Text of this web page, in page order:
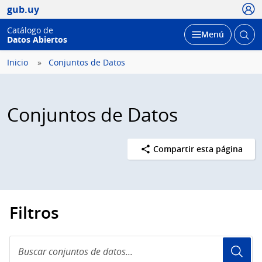
gub.uy
Catálogo de
Datos Abiertos
Desplegar
Menú Abrir
Inicio Conjuntos de Datos
Conjuntos de Datos
Compartir esta página
Filtros
conjuntos